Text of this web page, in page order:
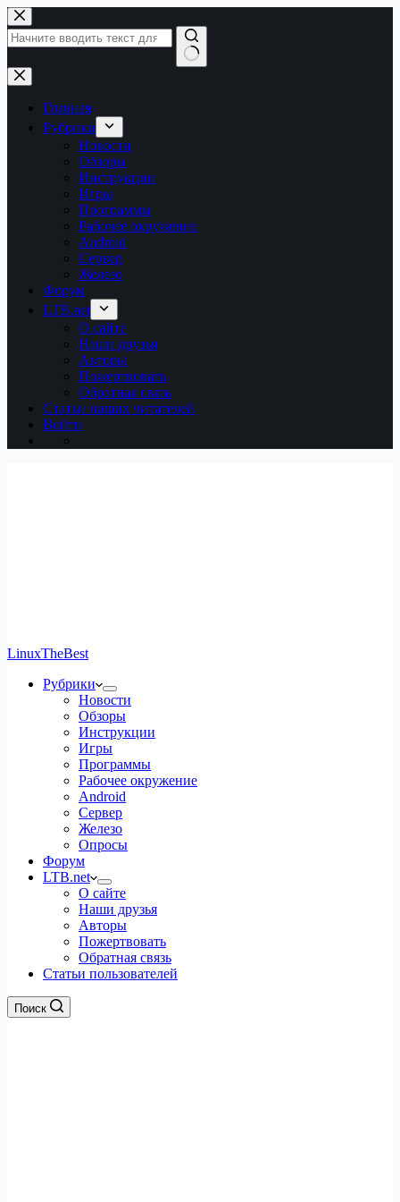
Перейти
к
сути
Ничего
не
найденоГлавная
Рубрики
Новости
Обзоры
Инструкции
Игры
Программы
Рабочее окружение
Android
Сервер
Железо
Форум
LTB.net
О сайте
Наши друзья
Авторы
Пожертвовать
Обратная связь
Статьи наших читателей
Войти
LinuxTheBest
Рубрики
Новости
Обзоры
Инструкции
Игры
Программы
Рабочее окружение
Android
Сервер
Железо
Опросы
Форум
LTB.net
О сайте
Наши друзья
Авторы
Пожертвовать
Обратная связь
Статьи пользователей
Поиск